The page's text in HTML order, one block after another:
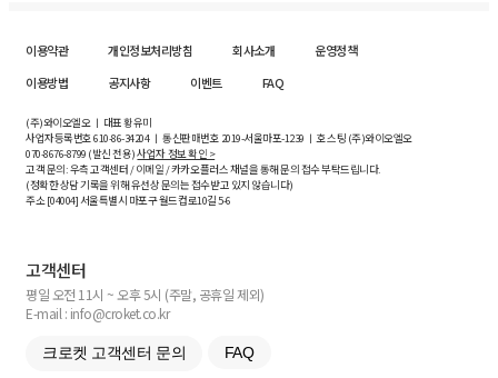
이용약관 개인정보처리방침 회사소개
운영정책
이용방법
공지사항 이벤트 FAQ
(주)와이오엘오 ㅣ 대표 황유미
사업자등록번호610-86-34204ㅣ 통신판매번호 2019-서울마포-1239 ㅣ 호스팅 (주)와이오엘오
070-8676-8799 (발신 전용)사업자 정보 확인 >
고객 문의: 우측 고객센터 / 이메일 / 카카오플러스 채널을 통해 문의 접수 부탁드립니다.
(정확한 상담 기록을 위해 유선상 문의는 접수받고 있지 않습니다)
주소 [04004] 서울특별시 마포구 월드컵로10길5-6
고객센터
평일 오전 11시 ~ 오후 5시 (주말, 공휴일 제외)
E-mail : info@croket.co.kr
크로켓 고객센터 문의 FAQ